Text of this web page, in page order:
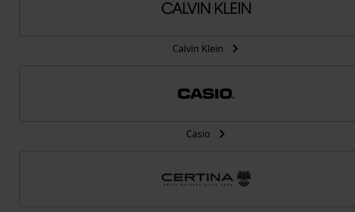
Calvin Klein
Casio